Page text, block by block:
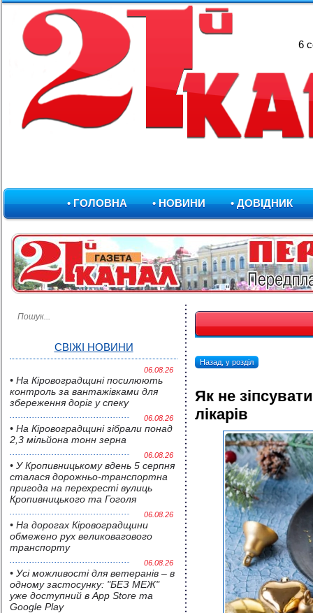
6
• ГОЛОВНА • НОВИНИ • ДОВІДНИК
СВІЖІ НОВИНИ
06.08.26
• На Кіровоградщині посилюють
контроль за вантажівками для
збереження доріг у спеку
06.08.26
• На Кіровоградщині зібрали понад
2,3 мільйона тонн зерна
06.08.26
• У Кропивницькому вдень 5 серпня
сталася дорожньо-транспортна
пригода на перехресті вулиць
Кропивницького та Гоголя
06.08.26
• На дорогах Кіровоградщини
обмежено рух великовагового
транспорту
06.08.26
• Усі можливості для ветеранів – в
одному застосунку: "БЕЗ МЕЖ"
уже доступний в App Store та
Google Play
Назад, у розділ
Як не
лікарів